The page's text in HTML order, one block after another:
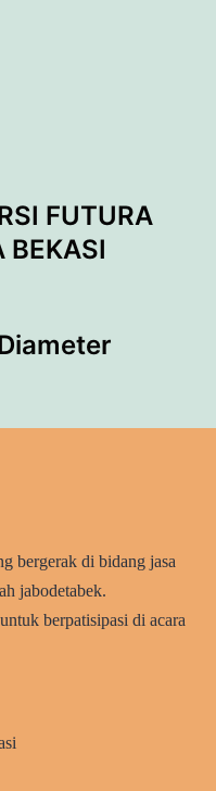
FUTURA
BEKASI
bergerak di bidang jasa
jabodetabek.
berpatisipasi di acara